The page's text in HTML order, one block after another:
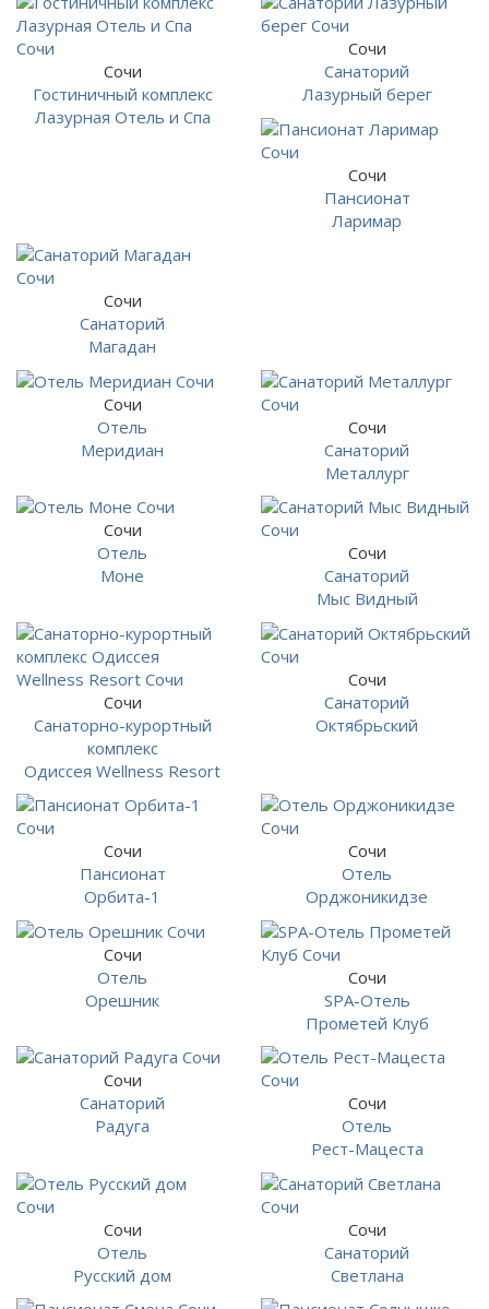
Сочи
Гостиничный комплекс
Лазурная Отель и Спа
Сочи
Санаторий
Лазурный берег
Сочи
Пансионат
Ларимар
Сочи
Санаторий
Магадан
Сочи
Отель
Меридиан
Сочи
Санаторий
Металлург
Сочи
Отель
Моне
Сочи
Санаторий
Мыс Видный
Сочи
Санаторно-курортный
комплекс
Одиссея Wellness Resort
Сочи
Санаторий
Октябрьский
Сочи
Пансионат
Орбита-1
Сочи
Отель
Орджоникидзе
Сочи
Отель
Орешник
Сочи
SPA-Отель
Прометей Клуб
Сочи
Санаторий
Радуга
Сочи
Отель
Рест-Мацеста
Сочи
Отель
Русский дом
Сочи
Санаторий
Светлана